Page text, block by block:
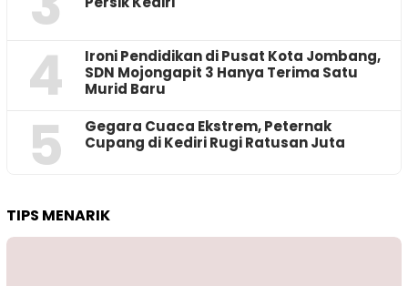
4
Ironi Pendidikan di Pusat Kota Jombang,
SDN Mojongapit 3 Hanya Terima Satu
Murid Baru
5
‎Gegara Cuaca Ekstrem, Peternak
Cupang di Kediri Rugi Ratusan Juta
TIPS MENARIK